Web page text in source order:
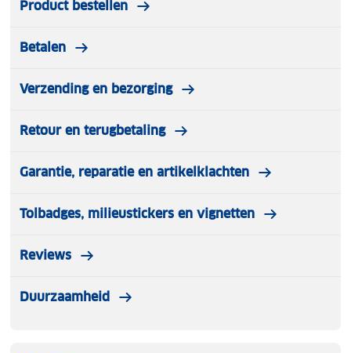
and colour coding that suggest ideal trip length:
Product bestellen
Betalen
Verzending en bezorging
Retour en terugbetaling
Garantie, reparatie en artikelklachten
Tolbadges, milieustickers en vignetten
Reviews
Duurzaamheid